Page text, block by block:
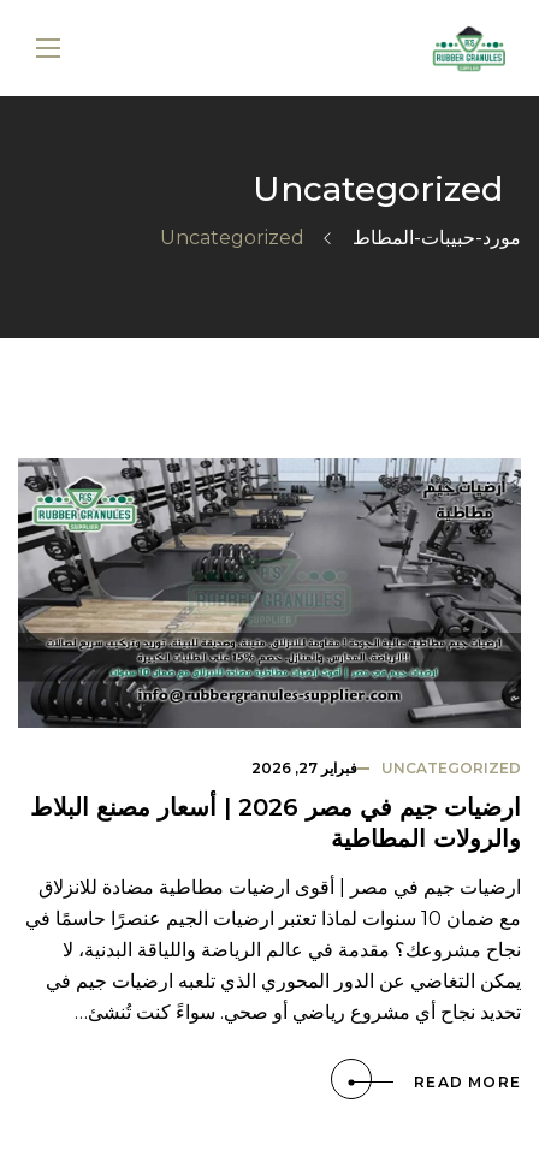
Uncategorized
مورد-حبيبات-المطاط Uncategorized
UNCATEGORIZED فبراير 27, 2026
ارضيات جيم في مصر 2026 | أسعار مصنع البلاط
والرولات المطاطية
ارضيات جيم في مصر | أقوى ارضيات مطاطية مضادة للانزلاق
مع ضمان 10 سنوات لماذا تعتبر ارضيات الجيم عنصرًا حاسمًا في
نجاح مشروعك؟ مقدمة في عالم الرياضة واللياقة البدنية، لا
يمكن التغاضي عن الدور المحوري الذي تلعبه ارضيات جيم في
تحديد نجاح أي مشروع رياضي أو صحي. سواءً كنت تُنشئ…
READ MORE